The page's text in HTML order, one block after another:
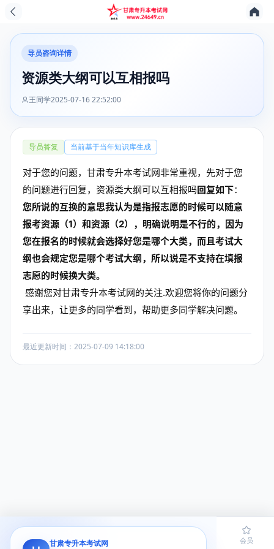
导员咨询详情
资源类大纲可以互相报吗
王同学2025-07-16 22:52:00
导员答复 当前基于当年知识库生成
对于您的问题，甘肃专升本考试网非常重视，先对于您
的问题进行回复，资源类大纲可以互相报吗回复如下：
您所说的互换的意思我认为是指报志愿的时候可以随意
报考资源（1）和资源（2），明确说明是不行的，因为
您在报名的时候就会选择好您是哪个大类，而且考试大
纲也会规定您是哪个考试大纲，所以说是不支持在填报
志愿的时候换大类。
感谢您对甘肃专升本考试网的关注.欢迎您将你的问题分
享出来，让更多的同学看到，帮助更多同学解决问题。
最近更新时间：2025-07-09 14:18:00
甘肃专升本考试网
首页 题库 会员